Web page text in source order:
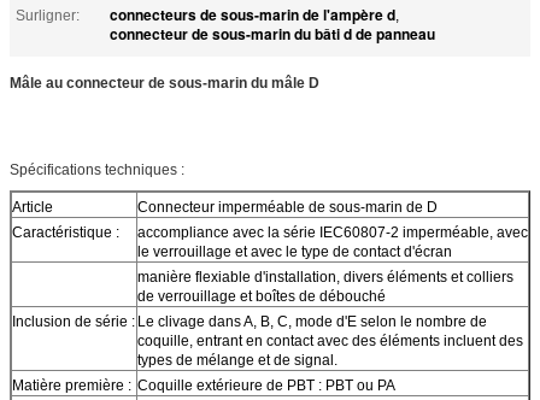
Surligner: connecteurs de sous-marin de l'ampère d,
connecteur de sous-marin du bâti d de panneau
Mâle au connecteur de sous-marin du mâle D
Spécifications techniques :
Article
Connecteur imperméable de sous-marin de D
Caractéristique :
accompliance avec la série IEC60807-2 imperméable, avec
le verrouillage et avec le type de contact d'écran
manière flexiable d'installation, divers éléments et colliers
de verrouillage et boîtes de débouché
Inclusion de série : Le clivage dans A, B, C, mode d'E selon le nombre de
coquille, entrant en contact avec des éléments incluent des
types de mélange et de signal.
Matière première : Coquille extérieure de PBT : PBT ou PA